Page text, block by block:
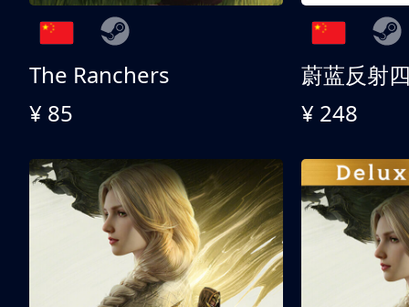
The Ranchers
¥ 85
¥ 248